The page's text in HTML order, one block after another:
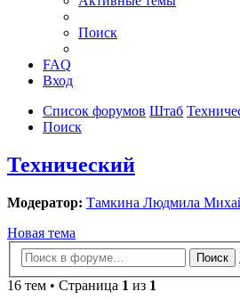
Поиск
FAQ
Вход
Список форумов Штаб
Поиск
Технический
Модератор: Тамкина Людмила
Новая тема
Поиск
16 тем • Страница 1 из 1